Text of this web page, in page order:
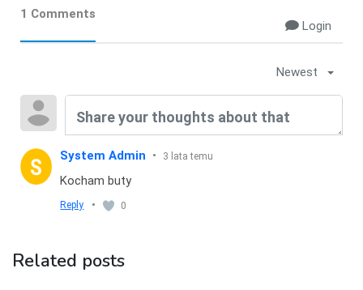
1 Comments
Login
Newest
System Admin • 3 lata temu
Kocham buty
Reply • 0
Related posts